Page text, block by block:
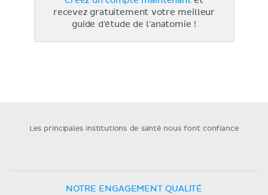
recevez gratuitement votre meilleur
guide d'étude de l'anatomie !
Les principales institutions de santé nous font confiance
NOTRE ENGAGEMENT QUALITÉ